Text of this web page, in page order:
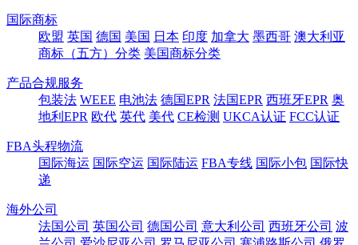
国际商标
欧盟 英国 德国 美国 日本 印度 加拿大 墨西哥 澳大利亚
商标（五方）分类 美国商标分类
产品合规服务
包装法 WEEE 电池法 德国EPR 法国EPR 西班牙EPR 奥
地利EPR 欧代 英代 美代 CE检测 UKCA认证 FCC认证
FBA头程物流
国际海运 国际空运 国际陆运 FBA专线 国际小包 国际快
递
海外公司
法国公司 英国公司 德国公司 意大利公司 西班牙公司 波